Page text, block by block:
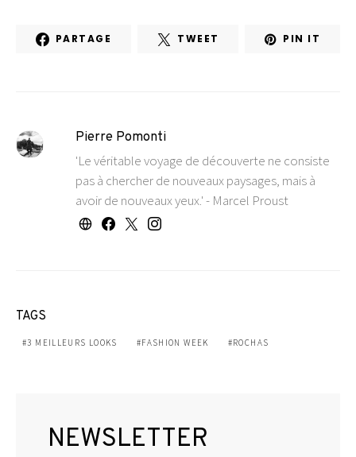
PARTAGE TWEET PIN IT
Pierre Pomonti
'Le véritable voyage de découverte ne consiste
pas à chercher de nouveaux paysages, mais à
avoir de nouveaux yeux.' - Marcel Proust
TAGS
3 MEILLEURS LOOKS FASHION WEEK ROCHAS
NEWSLETTER